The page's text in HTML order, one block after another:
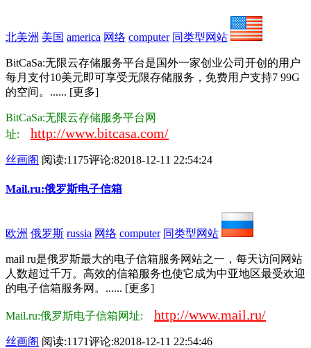
北美洲 美国 america 网络 computer 同类型网站
BitCaSa:无限云存储服务平台是国外一家创业公司开创的用户
每月支付10美元即可享受无限存储服务，免费用户支持7 99G
的空间。...... [更多]
BitCaSa:无限云存储服务平台网
址: http://www.bitcasa.com/
丝画阁 阅读:1175评论:82018-12-11 22:54:24
Mail.ru:俄罗斯电子信箱
欧洲 俄罗斯 russia 网络 computer 同类型网站
mail ru是俄罗斯最大的电子信箱服务网站之一，每天访问网站
人数超过千万。高效的信箱服务也使它成为中亚地区最受欢迎
的电子信箱服务网。...... [更多]
Mail.ru:俄罗斯电子信箱网址: http://www.mail.ru/
丝画阁 阅读:1171评论:82018-12-11 22:54:46